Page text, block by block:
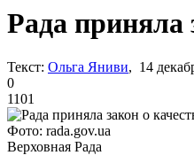
Рада приняла
Текст: Ольга Яниви, 14
0
1101
Фото: rada.gov.ua
Верховная Рада